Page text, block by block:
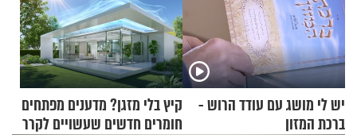
יש לי מושג עם עודד הרוש -
ברכת המזון
קיץ בלי מזגן? מדענים מפתחים
חומרים חדשים שעשויים לקרר